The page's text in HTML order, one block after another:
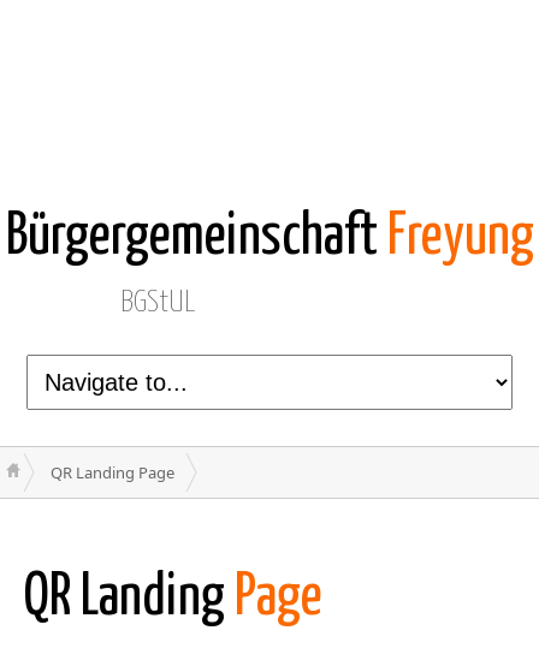
Bürgergemeinschaft Freyung
BGStUL
QR Landing Page
QR Landing Page